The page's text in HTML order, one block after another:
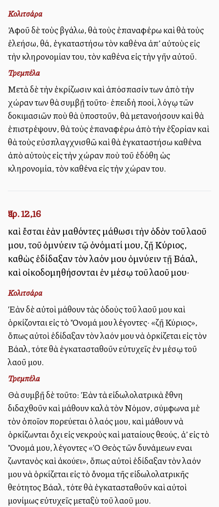
Κολιτσάρα
Ἀφοῦ δὲ τοὺς βγάλω, θὰ τοὺς ἐπαναφέρω καὶ θὰ τοὺς
ἐλεήσω, θά, ἐγκαταστήσω τὸν καθένα ἀπ’ αὐτοὺς εἰς
τὴν κληρονομίαν του, τὸν καθένα εἰς τὴν γῆν αὐτοῦ.
Τρεμπέλα
Μετὰ δὲ τὴν ἐκρίζωσιν καὶ ἀπόσπασίν των ἀπὸ τὴν
χώραν των θὰ συμβῇ τοῦτο· ἐπειδὴ πολλοί, λόγῳ τῶν
δοκιμασιῶν ποὺ θὰ ὑποστοῦν, θὰ μετανοήσουν καὶ θὰ
ἐπιστρέψουν, θὰ τοὺς ἐπαναφέρω ἀπὸ τὴν ἐξορίαν καὶ
θὰ τοὺς εὐσπλαγχνισθῶ καὶ θὰ ἐγκαταστήσω καθένα
ἀπὸ αὐτοὺς εἰς τὴν χώραν ποὺ τοῦ ἐδόθη ὡς
κληρονομία, τὸν καθένα εἰς τὴν χώραν του.
Ἰερ. 12,16
καὶ ἔσται ἐὰν μαθόντες μάθωσι τὴν ὁδὸν τοῦ λαοῦ
μου, τοῦ ὀμνύειν τῷ ὀνόματί μου, ζῇ Κύριος,
καθὼς ἐδίδαξαν τὸν λαόν μου ὀμνύειν τῇ Βάαλ,
καὶ οἰκοδομηθήσονται ἐν μέσῳ τοῦ λαοῦ μου·
Κολιτσάρα
Ἐὰν δὲ αὐτοὶ μάθουν τὰς ὁδοὺς τοῦ λαοῦ μου καὶ
ὁρκίζονται εἰς τὸ Ὄνομά μου λέγοντες· «ζῇ Κύριος»,
ὅπως αὐτοὶ ἐδίδαξαν τὸν λαόν μου νὰ ὁρκίζεται εἰς τὸν
Βάαλ, τότε θὰ ἐγκατασταθοῦν εὐτυχεῖς ἐν μέσῳ τοῦ
λαοῦ μου.
Τρεμπέλα
Θὰ συμβῇ δὲ τοῦτο: Ἐὰν τὰ εἰδωλολατρικὰ ἔθνη
διδαχθοῦν καὶ μάθουν καλὰ τὸν Νόμον, σύμφωνα μὲ
τὸν ὁποῖον πορεύεται ὁ λαός μου, καὶ μάθουν νὰ
ὁρκίζωνται ὄχι εἰς νεκροὺς καὶ ματαίους θεούς, ἀλλ’ εἰς τὸ
Ὄνομά μου, λέγοντες «Ὁ Θεὸς τῶν δυνάμεων εἶναι
ζωντανὸς καὶ ἀκούει», ὅπως αὐτοὶ ἐδίδαξαν τὸν λαόν
μου νὰ ὁρκίζεται εἰς τὸ ὄνομα τῆς εἰδωλολατρικῆς
θεότητος Βάαλ, τότε θὰ ἐγκατασταθοῦν καὶ αὐτοὶ
μονίμως εὐτυχεῖς μεταξὺ τοῦ λαοῦ μου.